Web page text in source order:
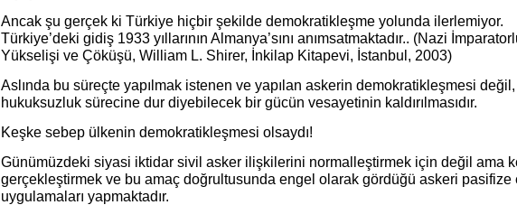
Ancak şu gerçek ki Türkiye hiçbir şekilde demokratikleşme yolunda ilerlemiyor.
Türkiye’deki gidiş 1933 yıllarının Almanya’sını anımsatmaktadır.. (Nazi
Yükselişi ve Çöküşü, William L. Shirer, İnkilap Kitapevi, İstanbul, 2003)
Aslında bu süreçte yapılmak istenen ve yapılan askerin demokratikleşmesi
hukuksuzluk sürecine dur diyebilecek bir gücün vesayetinin kaldırılmasıdır.
Keşke sebep ülkenin demokratikleşmesi olsaydı!
Günümüzdeki siyasi iktidar sivil asker ilişkilerini normalleştirmek için değil ama
gerçekleştirmek ve bu amaç doğrultusunda engel olarak gördüğü askeri pasifize
uygulamaları yapmaktadır.